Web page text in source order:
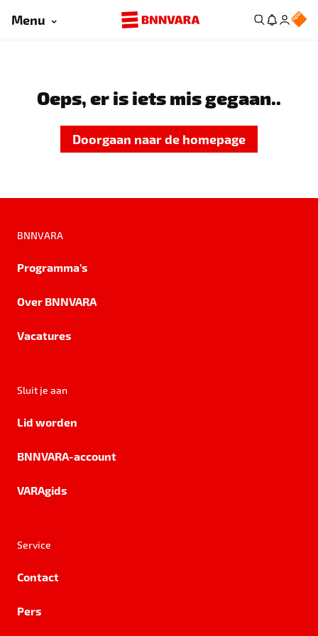
Menu
Oeps, er is iets mis gegaan..
Doorgaan naar de homepage
BNNVARA
Programma's
Over BNNVARA
Vacatures
Sluit je aan
Lid worden
BNNVARA-account
VARAgids
Service
Contact
Pers